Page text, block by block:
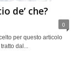
de’ che?
0
per questo articolo
dal...